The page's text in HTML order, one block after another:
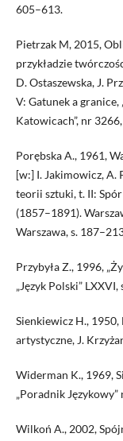
605–613.
Pietrzak M, 2015,
przykładzie
D. Ostaszewska, J.
V: Gatunek a
Katowicach”, nr
Porębska A., 1961,
[w:] I. Jakimowicz, A.
teorii sztuki, t. II:
(1857–1891).
Warszawa, s.
Przybyła Z., 1996,
„Język Polski”
Sienkiewicz H.,
artystyczne, J.
Widerman K., 1969,
„Poradnik
Wilkoń A., 2002,